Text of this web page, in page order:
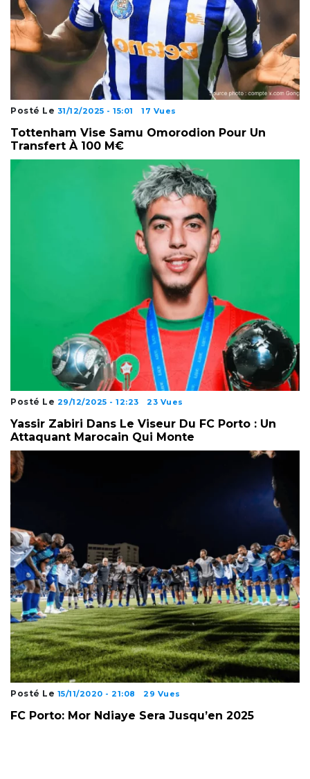
Posté Le 31/12/2025 - 15:01 17 Vues
Tottenham Vise Samu Omorodion Pour Un
Transfert À 100 M€
Posté Le 29/12/2025 - 12:23 23 Vues
Yassir Zabiri Dans Le Viseur Du FC Porto : Un
Attaquant Marocain Qui Monte
Posté Le 15/11/2020 - 21:08 29 Vues
FC Porto: Mor Ndiaye Sera Jusqu’en 2025